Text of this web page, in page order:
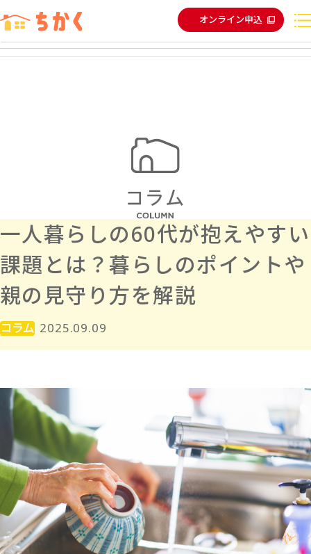
オンライン申込
一人暮らしの60代が抱えやすい
課題とは？暮らしのポイントや
親の見守り方を解説
コラム 2025.09.09